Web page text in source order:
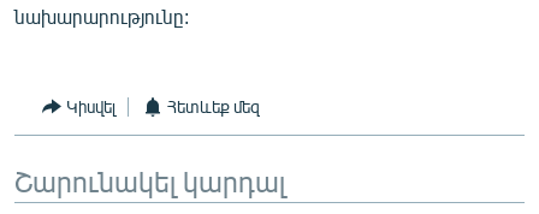
նախարարությունը:
Կիսվել Հետևեք մեզ
Շարունակել կարդալ